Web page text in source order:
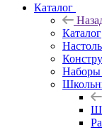
Каталог
Каталог
Наборы